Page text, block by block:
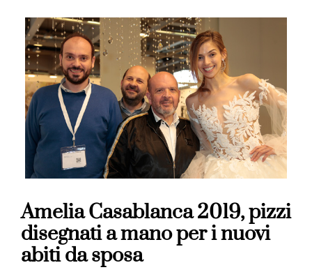
Amelia Casablanca 2019, pizzi
disegnati a mano per i nuovi
abiti da sposa